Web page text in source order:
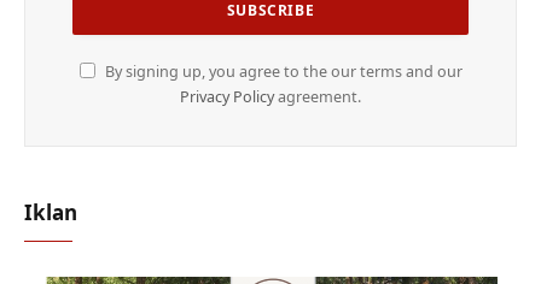
By signing up, you agree to the our terms and our
Privacy Policyagreement.
Iklan